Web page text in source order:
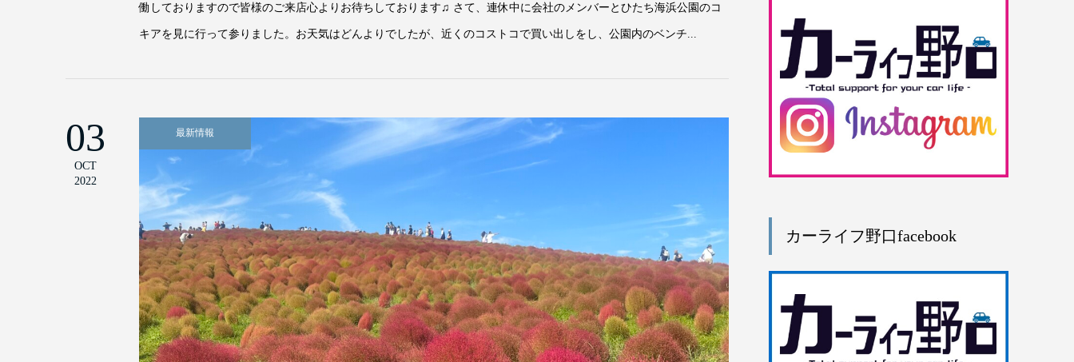
働しておりますので皆様のご来店心よりお待ちしております♫ さて、連休中に会社のメンバーとひたち海浜公園のコ
キアを見に行って参りました。お天気はどんよりでしたが、近くのコストコで買い出しをし、公園内のベンチ...
03
OCT
2022
最新情報
カーライフ野口facebook